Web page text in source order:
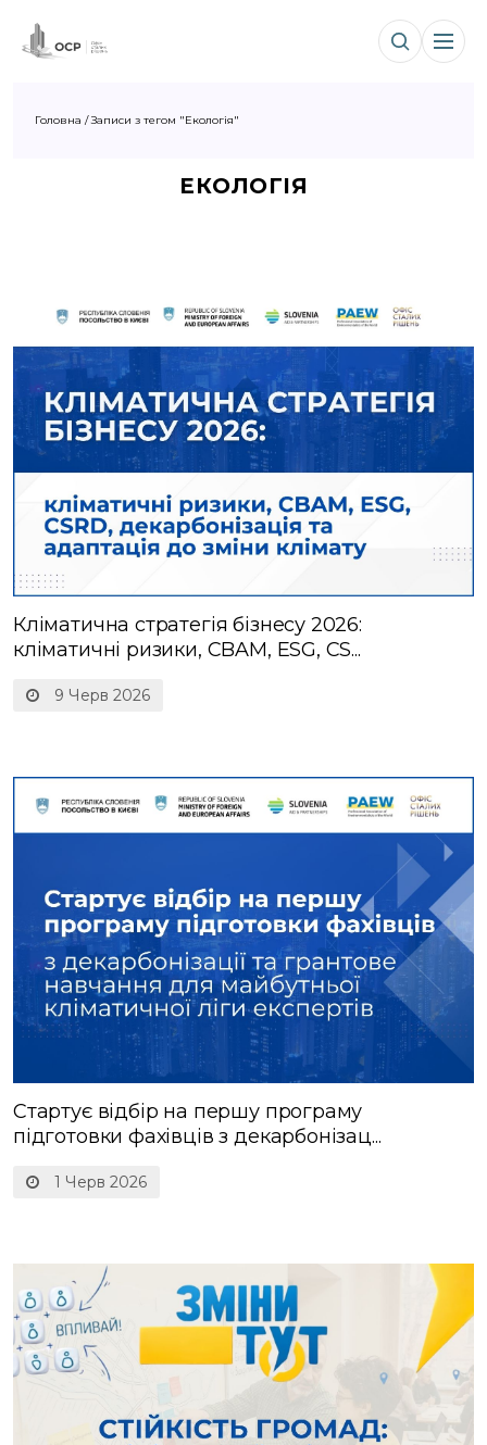
Головна /Записи з тегом "Екологія"
ЕКОЛОГІЯ
9 Черв 2026
Кліматична стратегія бізнесу 2026:
кліматичні ризики, CBAM, ESG, CS...
1 Черв 2026
Стартує відбір на першу програму
підготовки фахівців з декарбонізац...